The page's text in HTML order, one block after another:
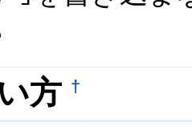
方 †